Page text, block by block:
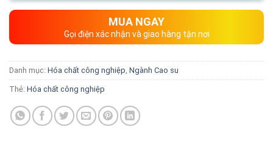
MUA NGAY
Gọi điện xác nhận và giao hàng tận nơi
Danh mục: Hóa chất công nghiệp Ngành Cao su
Thẻ: Hóa chất công nghiệp